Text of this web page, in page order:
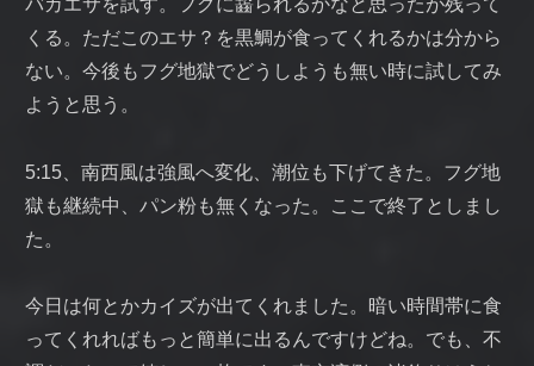
くる。ただこのエサ？を黒鯛が食ってくれるかは分から
ない。今後もフグ地獄でどうしようも無い時に試してみ
ようと思う。
5:15、南西風は強風へ変化、潮位も下げてきた。フグ地
獄も継続中、パン粉も無くなった。ここで終了としまし
た。
今日は何とかカイズが出てくれました。暗い時間帯に食
ってくれればもっと簡単に出るんですけどね。でも、不